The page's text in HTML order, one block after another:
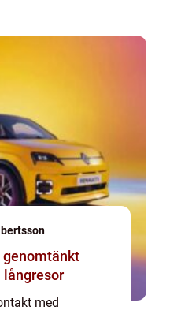
genomtänkt
långresor
med